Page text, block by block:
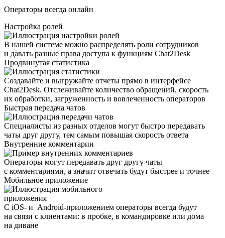
Операторы всегда онлайн
Настройка ролей
В нашей системе можно распределять роли сотрудников
и давать разные права доступа к функциям Chat2Desk
Продвинутая статистика
Создавайте и выгружайте отчеты прямо в интерфейсе
Chat2Desk. Отслеживайте количество обращений, скорость
их обработки, загруженность и вовлеченность операторов
Быстрая передача чатов
Специалисты из разных отделов могут быстро передавать
чаты друг другу, тем самым повышая скорость ответа
Внутренние комментарии
Операторы могут передавать друг другу чаты
с комментариями, а значит отвечать будут быстрее и точнее
Мобильное приложение
С iOS- и Android-приложением операторы всегда будут
на связи с клиентами: в пробке, в командировке или дома
на диване